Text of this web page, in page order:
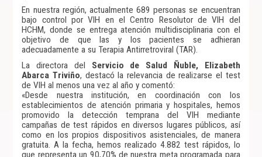
En nuestra región, actualmente 689 personas se encuentran
bajo control por VIH en el Centro Resolutor de VIH del
HCHM, donde se entrega atención multidisciplinaria con el
objetivo de que las y los pacientes se adhieran
adecuadamente a su Terapia Antirretroviral (TAR).
La directora del Servicio de Salud Ñuble, Elizabeth
Abarca Triviño, destacó la relevancia de realizarse el test
de VIH al menos una vez al año y comentó:
«Desde nuestra institución, en coordinación con los
establecimientos de atención primaria y hospitales, hemos
promovido la detección temprana del VIH mediante
campañas de test rápidos en diversos lugares públicos, así
como en los propios dispositivos asistenciales, de manera
gratuita. A la fecha, hemos realizado 4.882 test rápidos, lo
que representa un 90,70% de nuestra meta programada para